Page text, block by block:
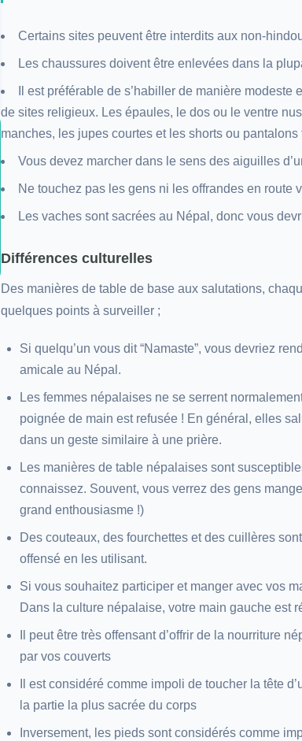
Certains sites peuvent être interdits aux non-
Les chaussures doivent être enlevées dans la
Il est préférable de s’habiller de manière
de sites religieux. Les épaules, le dos ou le ventre
manches, les jupes courtes et les shorts ou
Vous devez marcher dans le sens des aiguilles
Ne touchez pas les gens ni les offrandes en route
Les vaches sont sacrées au Népal, donc vous
Différences culturelles
Des manières de table de base aux salutations,
quelques points à surveiller ;
Si quelqu’un vous dit “Namaste”, vous devriez
amicale au Népal.
Les femmes népalaises ne se serrent
poignée de main est refusée ! En général, elles
dans un geste similaire à une prière.
Les manières de table népalaises sont
connaissez. Souvent, vous verrez des gens
grand enthousiasme !)
Des couteaux, des fourchettes et des cuillères
offensé en les utilisant.
Si vous souhaitez participer et manger avec vos
Dans la culture népalaise, votre main gauche est
Il peut être très offensant d’offrir de la nourriture
par vos couverts
Il est considéré comme impoli de toucher la tête
la partie la plus sacrée du corps
Inversement, les pieds sont considérés comme